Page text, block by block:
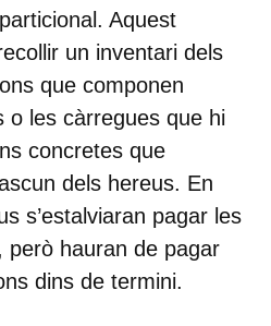
Aquest
un inventari dels
que componen
o les càrregues que hi
concretes que
dels hereus. En
s’estalviaran pagar les
però hauran de pagar
dins de termini.